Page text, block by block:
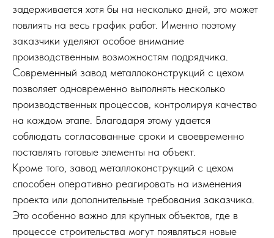
задерживается хотя бы на несколько дней, это может
повлиять на весь график работ. Именно поэтому
заказчики уделяют особое внимание
производственным возможностям подрядчика.
Современный завод металлоконструкций с цехом
позволяет одновременно выполнять несколько
производственных процессов, контролируя качество
на каждом этапе. Благодаря этому удается
соблюдать согласованные сроки и своевременно
поставлять готовые элементы на объект.
Кроме того, завод металлоконструкций с цехом
способен оперативно реагировать на изменения
проекта или дополнительные требования заказчика.
Это особенно важно для крупных объектов, где в
процессе строительства могут появляться новые